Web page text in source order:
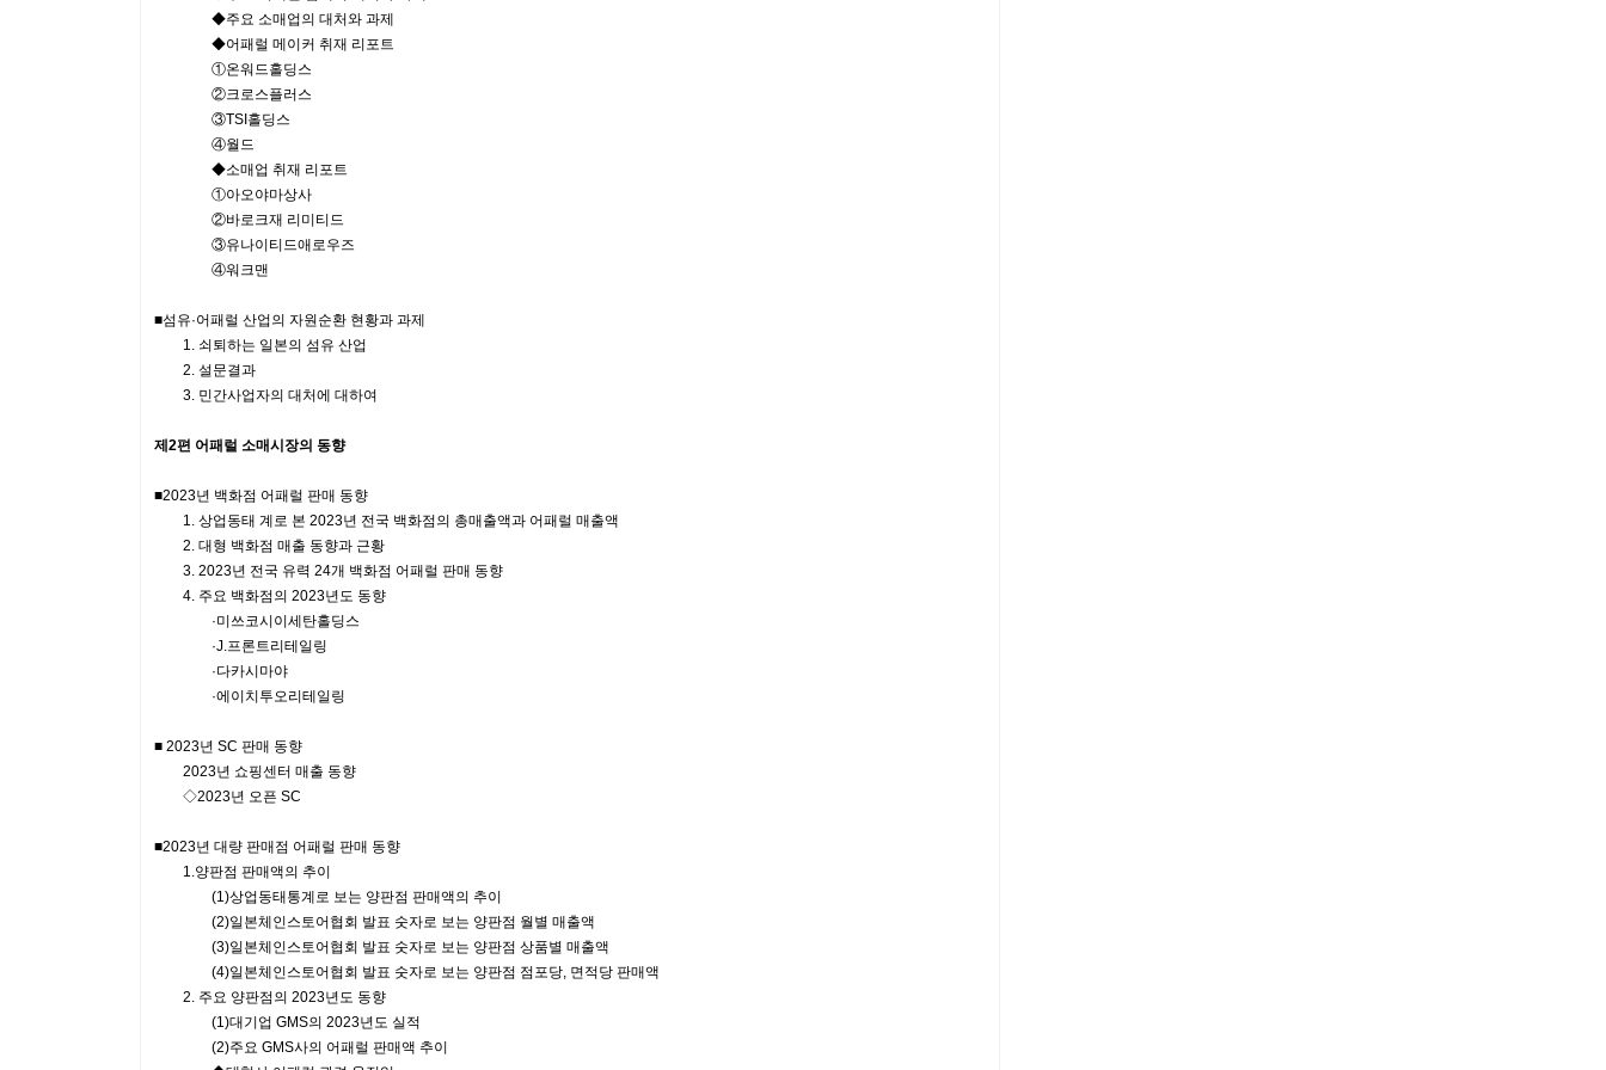
◆주요 소매업의 대처와 과제
◆어패럴 메이커 취재 리포트
①온워드홀딩스
②크로스플러스
③TSI홀딩스
④월드
◆소매업 취재 리포트
①아오야마상사
②바로크재 리미티드
③유나이티드애로우즈
④워크맨
■섬유·어패럴 산업의 자원순환 현황과 과제
1. 쇠퇴하는 일본의 섬유 산업
2. 설문결과
3. 민간사업자의 대처에 대하여
제2편 어패럴 소매시장의 동향
■2023년 백화점 어패럴 판매 동향
1. 상업동태 계로 본 2023년 전국 백화점의 총매출액과 어패럴 매출액
2. 대형 백화점 매출 동향과 근황
3. 2023년 전국 유력 24개 백화점 어패럴 판매 동향
4. 주요 백화점의 2023년도 동향
·미쓰코시이세탄홀딩스
·J.프론트리테일링
·다카시마야
·에이치투오리테일링
■ 2023년 SC 판매 동향
2023년 쇼핑센터 매출 동향
◇2023년 오픈 SC
■2023년 대량 판매점 어패럴 판매 동향
1.양판점 판매액의 추이
(1)상업동태통계로 보는 양판점 판매액의 추이
(2)일본체인스토어협회 발표 숫자로 보는 양판점 월별 매출액
(3)일본체인스토어협회 발표 숫자로 보는 양판점 상품별 매출액
(4)일본체인스토어협회 발표 숫자로 보는 양판점 점포당, 면적당 판매액
2. 주요 양판점의 2023년도 동향
(1)대기업 GMS의 2023년도 실적
(2)주요 GMS사의 어패럴 판매액 추이